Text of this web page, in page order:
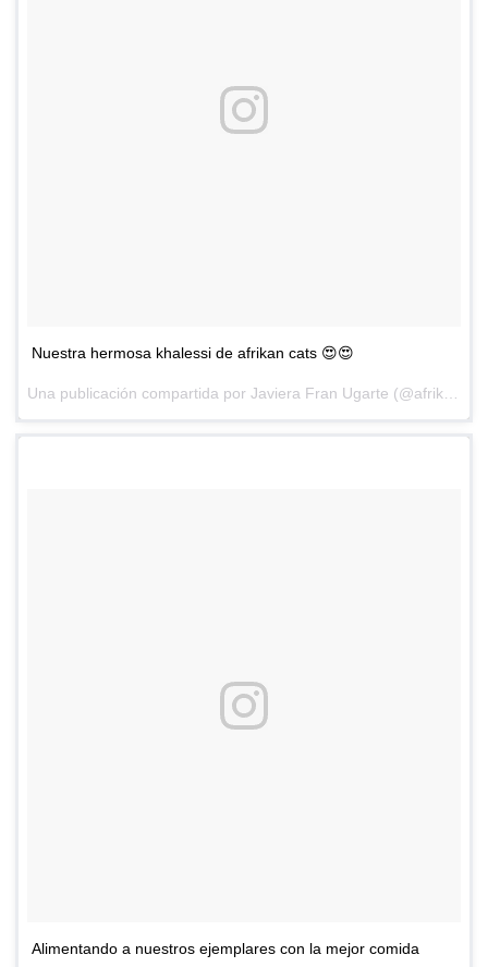
Nuestra hermosa khalessi de afrikan cats 😍😍
Una publicación compartida por Javiera Fran Ugarte (@afrikancats) el
Alimentando a nuestros ejemplares con la mejor comida